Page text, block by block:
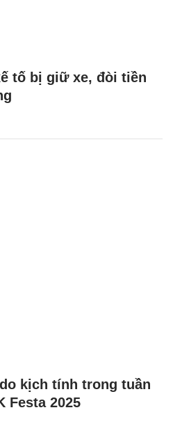
tố bị giữ xe, đòi tiền
kịch tính trong tuần
Festa 2025